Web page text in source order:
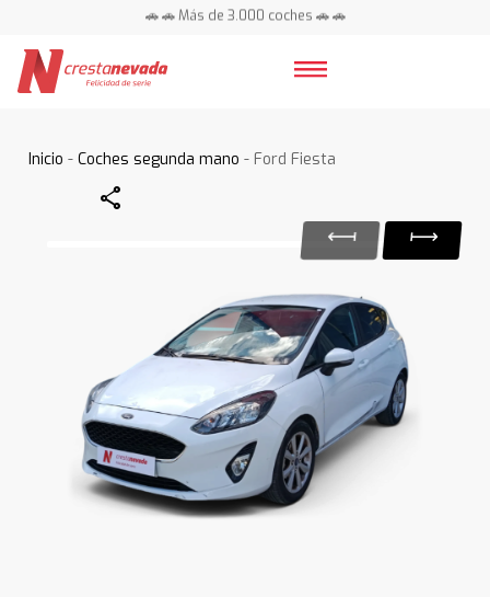
🚗 🚗 Más de 3.000 coches 🚗 🚗
Inicio -Coches segunda mano - Ford Fiesta
Share